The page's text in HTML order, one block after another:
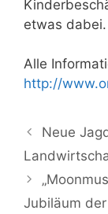
etwas dabei.
Alle
http://
Neue
Jubiläum